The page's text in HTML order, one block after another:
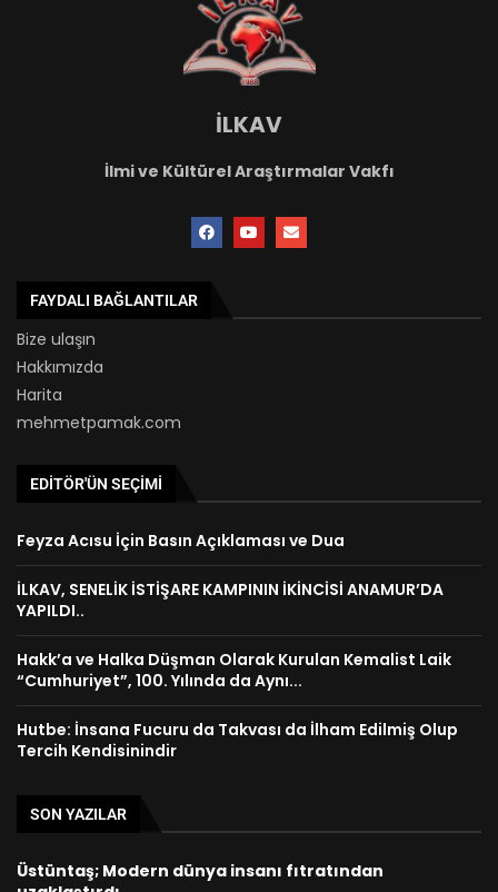
İLKAV
İlmi ve Kültürel Araştırmalar Vakfı
FAYDALI BAĞLANTILAR
Bize ulaşın
Hakkımızda
Harita
mehmetpamak.com
EDITÖR'ÜN SEÇIMI
Feyza Acısu İçin Basın Açıklaması ve Dua
İLKAV, SENELİK İSTİŞARE KAMPININ İKİNCİSİ ANAMUR’DA
YAPILDI..
Hakk’a ve Halka Düşman Olarak Kurulan Kemalist Laik
“Cumhuriyet”, 100. Yılında da Aynı...
Hutbe: İnsana Fucuru da Takvası da İlham Edilmiş Olup
Tercih Kendisinindir
SON YAZILAR
Üstüntaş; Modern dünya insanı fıtratından